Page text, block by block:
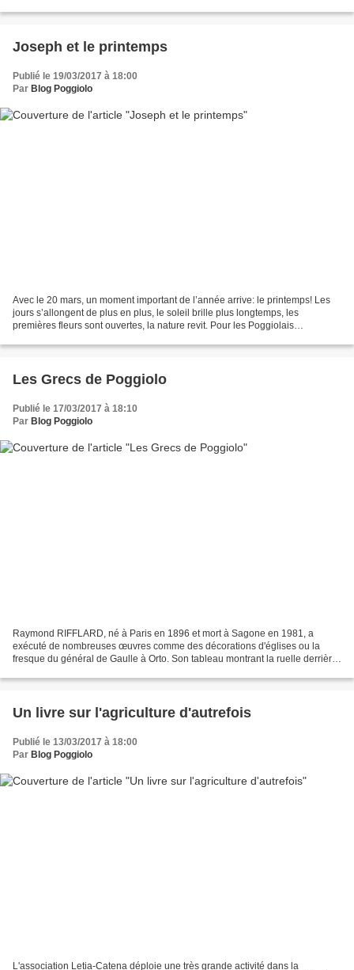
Joseph et le printemps
Publié le 19/03/2017 à 18:00
Par Blog Poggiolo
Avec le 20 mars, un moment important de l’année arrive: le printemps! Les
jours s’allongent de plus en plus, le soleil brille plus longtemps, les
premières fleurs sont ouvertes, la nature revit. Pour les Poggiolais
Les Grecs de Poggiolo
Publié le 17/03/2017 à 18:10
Par Blog Poggiolo
Raymond RIFFLARD, né à Paris en 1896 et mort à Sagone en 1981, a
exécuté de nombreuses œuvres comme des décorations d'églises ou la
fresque du général de Gaulle à Orto. Son tableau montrant la ruelle derrière
Un livre sur l'agriculture d'autrefois
Publié le 13/03/2017 à 18:00
Par Blog Poggiolo
L'association Letia-Catena déploie une très grande activité dans la